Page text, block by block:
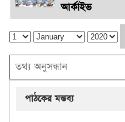
আর্কাইভ
পাঠকের মন্তব্য